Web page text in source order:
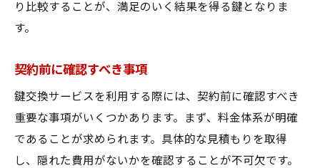
り比較することが、満足のいく結果を得る鍵となりま
す。
契約前に確認すべき事項
鍵交換サービスを利用する際には、契約前に確認すべき
重要な事項がいくつかあります。まず、料金体系が明確
であることが求められます。具体的な見積もりを取得
し、隠れた費用がないかを確認することが不可欠です。